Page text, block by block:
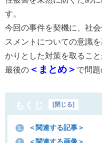
す。
今回の事件を契機に、社
スメントについての意識
かりとした対策を取ること
最後の ＜まとめ＞ で問題
もくじ [閉じる]
1. ＜関連する記事＞
＜関連する画像＞